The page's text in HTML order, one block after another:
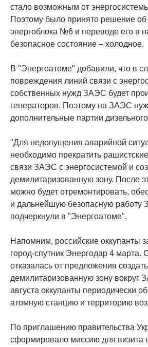
стало возможным от
Поэтому было принято решение об
энергоблока №6 и переводе его в
безопасное состояние – холодное.
В "Энергоатоме" добавили, что в
повреждения линий связи с
собственных нужд ЗАЭС будет
генераторов. Поэтому на ЗАЭС
дополнительные партии
"Для недопущения аварийной
необходимо прекратить
связи ЗАЭС с энергосистемой и
демилитаризованную зону. После
можно будет отремонтировать,
и дальнейшую безопасную работу
подчеркнули в "Энергоатоме".
Напомним, российские оккупанты
город-спутник Энергодар 4 марта.
отказалась от предложения создать
демилитаризованную зону вокруг
августа оккупанты периодически
атомную станцию и территорию
По приглашению правительства
сформировало миссию для визита